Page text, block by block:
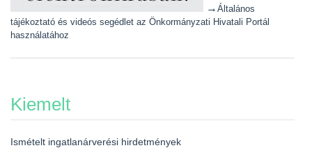
→ Általános
tájékoztató és videós segédlet az Önkormányzati Hivatali Portál
használatához
Kiemelt
Ismételt ingatlanárverési hirdetmények